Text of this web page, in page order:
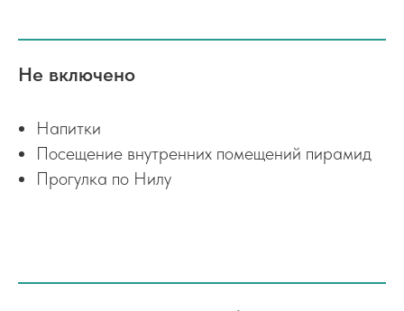
Не включено
Напитки
Посещение внутренних помещений пирамид
Прогулка по Нилу